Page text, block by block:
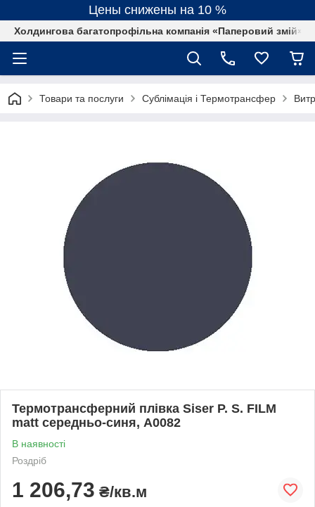
Цены снижены на 10 %
Холдингова багатопрофільна компанія «Паперовий змій»
Товари та послуги Сублімація і Термотрансфер
Термотрансферний плівка Siser P. S. FILM
matt середньо-синя, А0082
В наявності
Роздріб
1 206,73 ₴/кв.м